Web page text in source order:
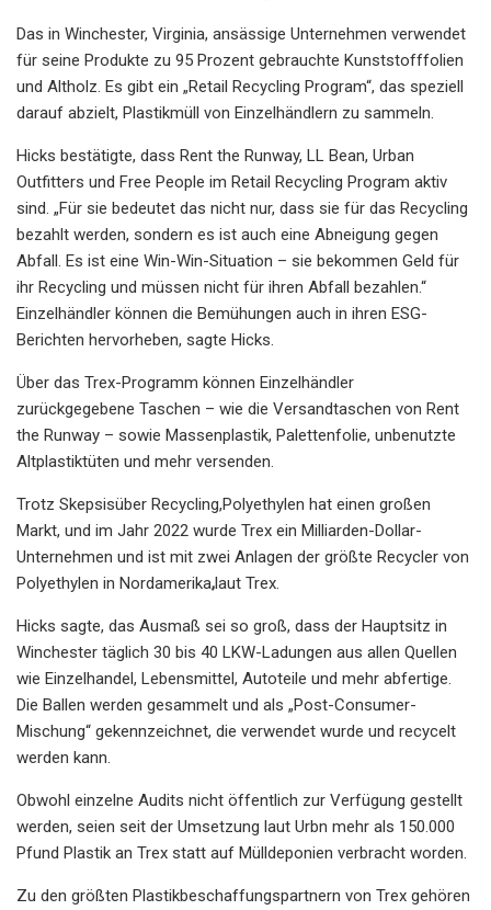
Das in Winchester, Virginia, ansässige Unternehmen verwendet
für seine Produkte zu 95 Prozent gebrauchte Kunststofffolien
und Altholz. Es gibt ein „Retail Recycling Program“, das speziell
darauf abzielt, Plastikmüll von Einzelhändlern zu sammeln.
Hicks bestätigte, dass Rent the Runway, LL Bean, Urban
Outfitters und Free People im Retail Recycling Program aktiv
sind. „Für sie bedeutet das nicht nur, dass sie für das Recycling
bezahlt werden, sondern es ist auch eine Abneigung gegen
Abfall. Es ist eine Win-Win-Situation – sie bekommen Geld für
ihr Recycling und müssen nicht für ihren Abfall bezahlen.“
Einzelhändler können die Bemühungen auch in ihren ESG-
Berichten hervorheben, sagte Hicks.
Über das Trex-Programm können Einzelhändler
zurückgegebene Taschen – wie die Versandtaschen von Rent
the Runway – sowie Massenplastik, Palettenfolie, unbenutzte
Altplastiktüten und mehr versenden.
Trotz Skepsisüber Recycling,Polyethylen hat einen großen
Markt, und im Jahr 2022 wurde Trex ein Milliarden-Dollar-
Unternehmen und ist mit zwei Anlagen der größte Recycler von
Polyethylen in Nordamerika,laut Trex.
Hicks sagte, das Ausmaß sei so groß, dass der Hauptsitz in
Winchester täglich 30 bis 40 LKW-Ladungen aus allen Quellen
wie Einzelhandel, Lebensmittel, Autoteile und mehr abfertige.
Die Ballen werden gesammelt und als „Post-Consumer-
Mischung“ gekennzeichnet, die verwendet wurde und recycelt
werden kann.
Obwohl einzelne Audits nicht öffentlich zur Verfügung gestellt
werden, seien seit der Umsetzung laut Urbn mehr als 150.000
Pfund Plastik an Trex statt auf Mülldeponien verbracht worden.
Zu den größten Plastikbeschaffungspartnern von Trex gehören